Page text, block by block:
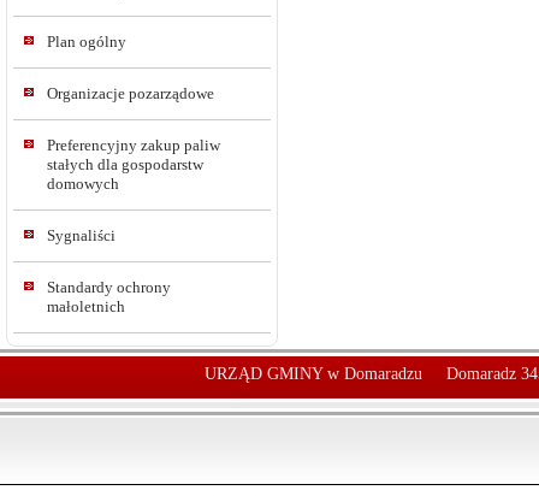
Plan ogólny
Organizacje pozarządowe
Preferencyjny zakup paliw
stałych dla gospodarstw
domowych
Sygnaliści
Standardy ochrony
małoletnich
URZĄD GMINY w Domaradzu Domaradz